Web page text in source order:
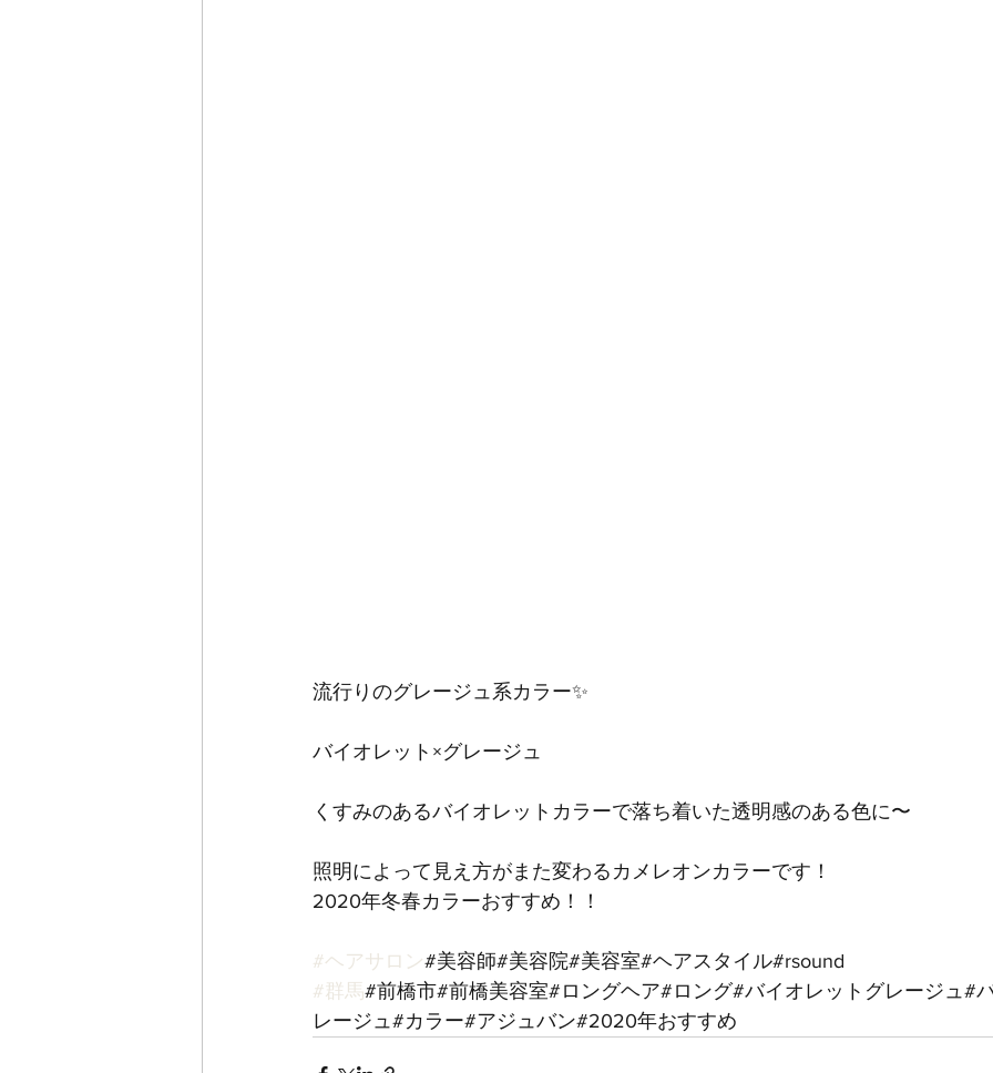
流行りのグレージュ系カラー✨
バイオレット×グレージュ
くすみのあるバイオレットカラーで落ち着いた透明感のある色に〜
照明によって見え方がまた変わるカメレオンカラーです！
2020年冬春カラーおすすめ！！
#ヘアサロン#美容師#美容院#美容室#ヘアスタイル#rsound
#群馬#前橋市#前橋美容室#ロングヘア#ロング#バイオレットグレージュ#
レージュ#カラー#アジュバン#2020年おすすめ